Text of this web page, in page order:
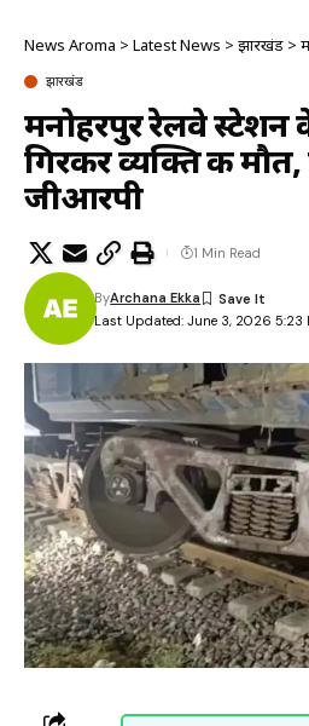
News Aroma > Latest News > झारखंड >
झारखंड
मनोहरपुर रेलवे स्टेशन
गिरकर व्यक्ति की
जीआरपी
Last Updated: June 3, 2026 5:23
ByArchana Ekka
1 Min Read